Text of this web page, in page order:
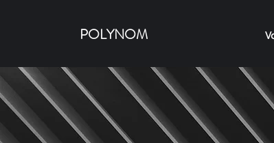
POLYNOM